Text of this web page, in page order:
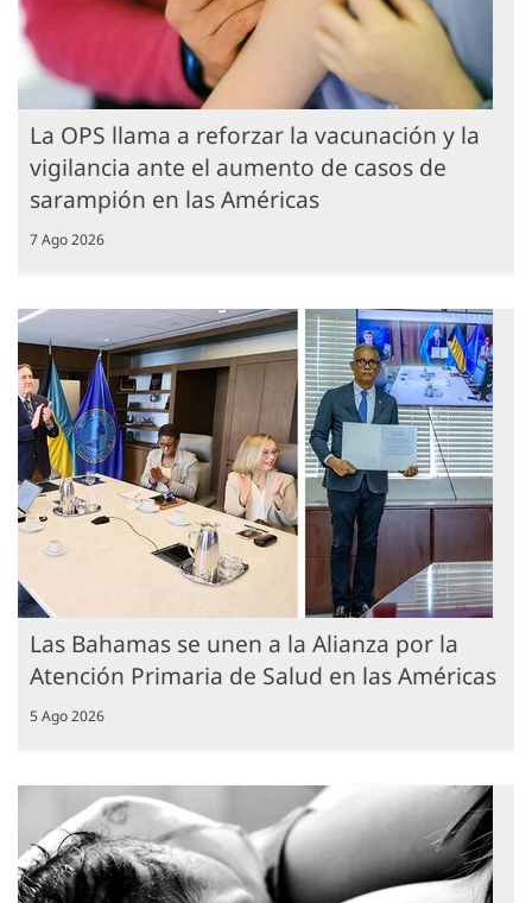
La OPS llama a reforzar la vacunación y la
vigilancia ante el aumento de casos de
sarampión en las Américas
7 Ago 2026
Las Bahamas se unen a la Alianza por la
Atención Primaria de Salud en las Américas
5 Ago 2026